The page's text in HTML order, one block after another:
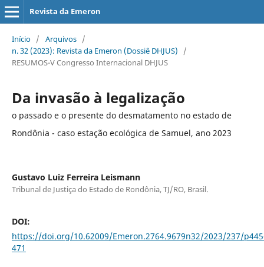
Revista da Emeron
Início / Arquivos /
n. 32 (2023): Revista da Emeron (Dossiê DHJUS)
/
RESUMOS-V Congresso Internacional DHJUS
Da invasão à legalização
o passado e o presente do desmatamento no estado de
Rondônia - caso estação ecológica de Samuel, ano 2023
Gustavo Luiz Ferreira Leismann
Tribunal de Justiça do Estado de Rondônia, TJ/RO, Brasil.
DOI:
https://doi.org/10.62009/Emeron.2764.9679n32/2023/237/
471